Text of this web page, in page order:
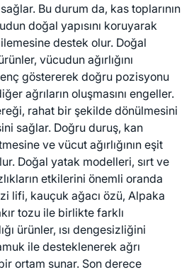
Bu durum da, kas toplarının
doğal yapısını koruyarak
destek olur. Doğal
vücudun ağırlığını
göstererek doğru pozisyonu
ağrıların oluşmasını engeller.
rahat bir şekilde dönülmesini
sağlar. Doğru duruş, kan
ve vücut ağırlığının eşit
Doğal yatak modelleri, sırt ve
etkilerini önemli oranda
lifi, kauçuk ağacı özü, Alpaka
tozu ile birlikte farklı
ürünler, ısı dengesizliğini
ile desteklenerek ağrı
ortam sunar. Son derece